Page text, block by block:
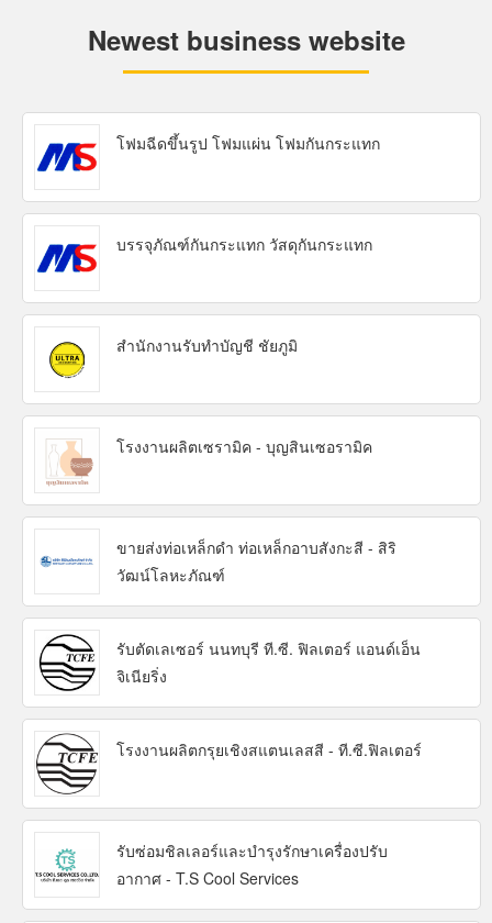
Newest business website
โฟมฉีดขึ้นรูป โฟมแผ่น โฟมกันกระแทก
บรรจุภัณฑ์กันกระแทก วัสดุกันกระแทก
สำนักงานรับทำบัญชี ชัยภูมิ
โรงงานผลิตเซรามิค - บุญสินเซอรามิค
ขายส่งท่อเหล็กดำ ท่อเหล็กอาบสังกะสี - สิริ
วัฒน์โลหะภัณฑ์
รับตัดเลเซอร์ นนทบุรี ที.ซี. ฟิลเตอร์ แอนด์เอ็น
จิเนียริ่ง
โรงงานผลิตกรุยเชิงสแตนเลสสี - ที.ซี.ฟิลเตอร์
รับซ่อมชิลเลอร์และบำรุงรักษาเครื่องปรับ
อากาศ - T.S Cool Services